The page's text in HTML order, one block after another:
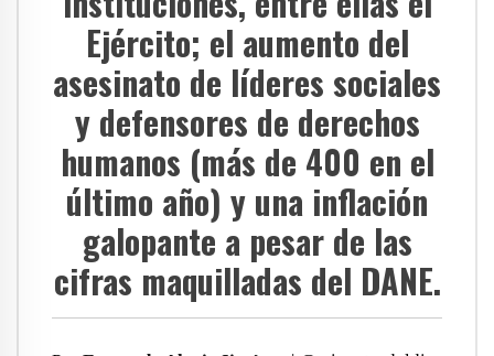
Ejército; el aumento del
asesinato de líderes sociales
y defensores de derechos
humanos (más de 400 en el
último año) y una inflación
galopante a pesar de las
cifras maquilladas del DANE.